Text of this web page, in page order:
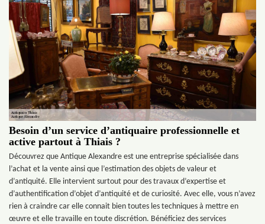
Besoin d’un service d’antiquaire professionnelle et
active partout à Thiais ?
Découvrez que Antique Alexandre est une entreprise spécialisée dans
l’achat et la vente ainsi que l’estimation des objets de valeur et
d’antiquité. Elle intervient surtout pour des travaux d’expertise et
d’authentification d’objet d’antiquité et de curiosité. Avec elle, vous n’avez
rien à craindre car elle connait bien toutes les techniques à mettre en
œuvre et elle travaille en toute discrétion. Bénéficiez des services